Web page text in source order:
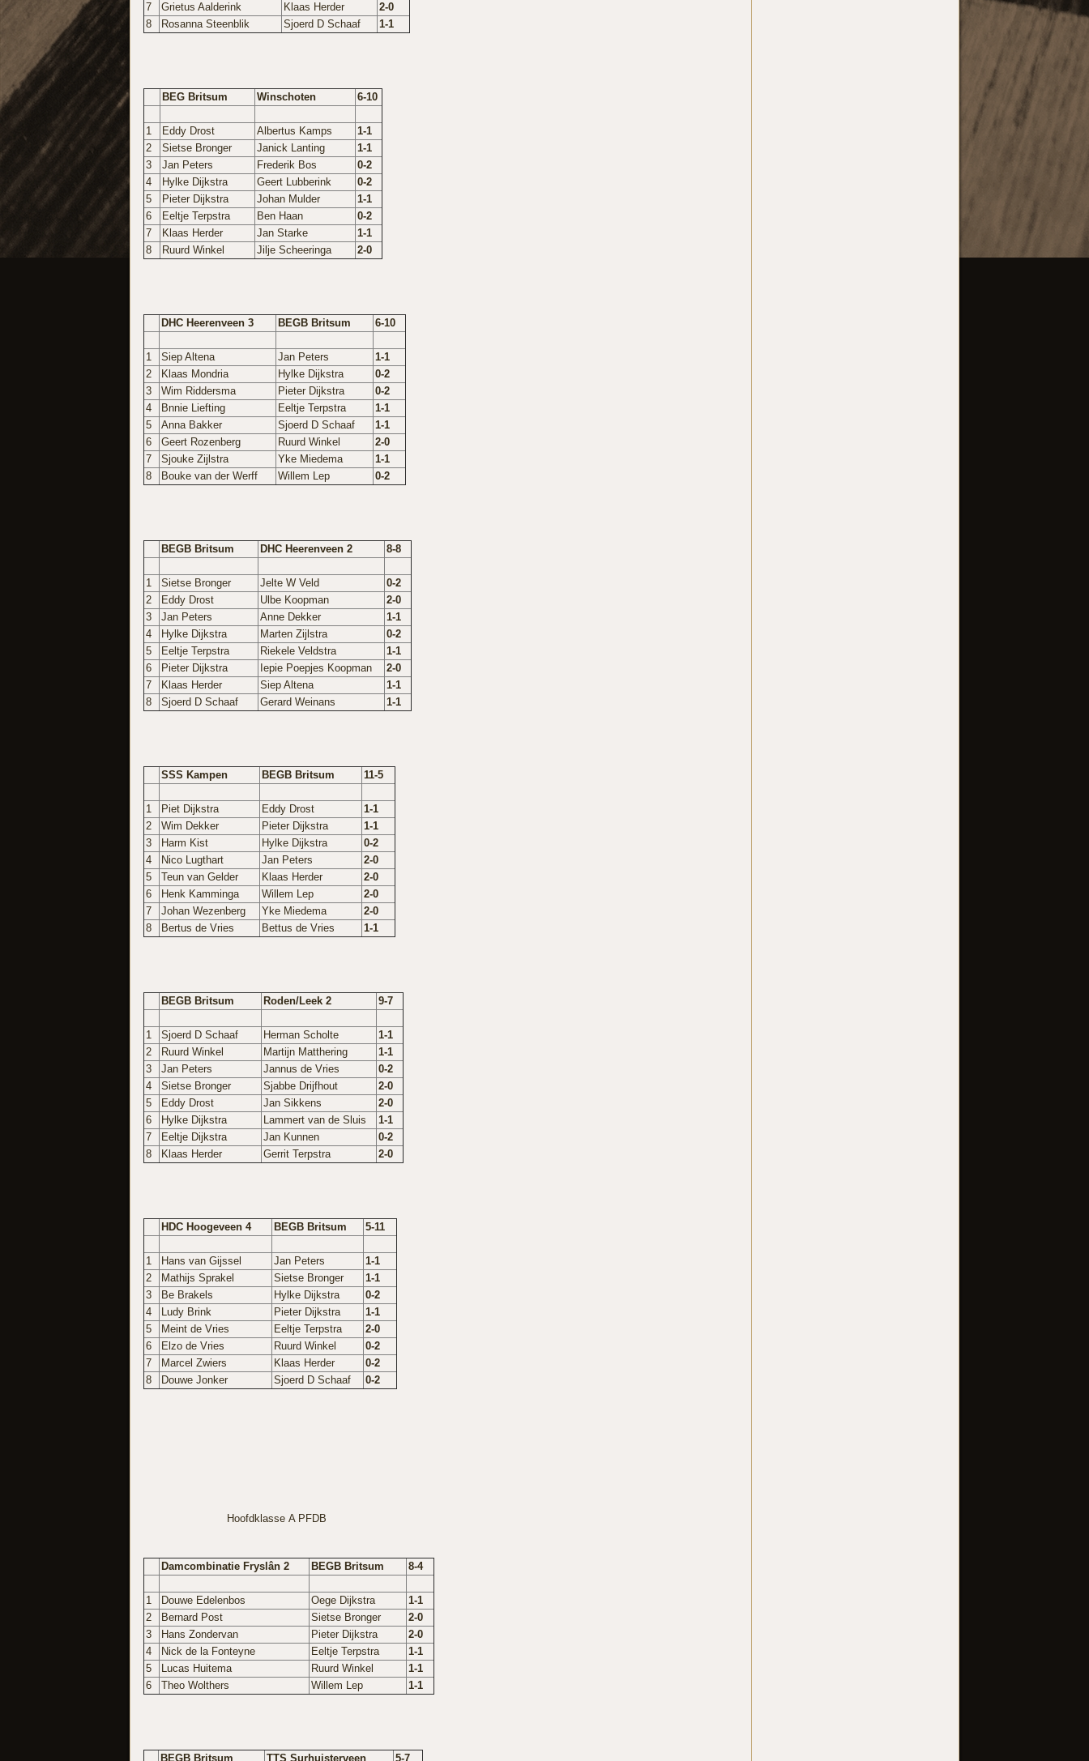
7
Grietus Aalderink Klaas Herder
2-0
8
Rosanna Steenblik Sjoerd D Schaaf 1-1
BEG Britsum Winschoten 6-10
1 Eddy Drost Albertus Kamps
1-1
2
Sietse Bronger Janick Lanting
1-1
3
Jan Peters Frederik Bos
0-2
4
Hylke Dijkstra Geert Lubberink
0-2
5
Pieter Dijkstra Johan Mulder
1-1
6
Eeltje Terpstra Ben Haan
0-2
7
Klaas Herder Jan Starke
1-1
8
Ruurd Winkel Jilje Scheeringa 2-0
DHC Heerenveen 3 BEGB Britsum 6-10
1 Siep Altena Jan Peters
1-1
2
Klaas Mondria Hylke Dijkstra
0-2
3
Wim Riddersma Pieter Dijkstra
0-2
4
Bnnie Liefting Eeltje Terpstra
1-1
5
Anna Bakker Sjoerd D Schaaf
1-1
6
Geert Rozenberg Ruurd Winkel
2-0
7
Sjouke Zijlstra Yke Miedema
1-1
8
Bouke van der Werff Willem Lep 0-2
BEGB Britsum DHC Heerenveen 2 8-8
1 Sietse Bronger Jelte W Veld
0-2
2
Eddy Drost Ulbe Koopman
2-0
3
Jan Peters Anne Dekker
1-1
4
Hylke Dijkstra Marten Zijlstra
0-2
5
Eeltje Terpstra Riekele Veldstra
1-1
6
Pieter Dijkstra Iepie Poepjes Koopman
2-0
7
Klaas Herder Siep Altena
1-1
8
Sjoerd D Schaaf Gerard Weinans 1-1
SSS Kampen BEGB Britsum 11-5
1 Piet Dijkstra Eddy Drost
1-1
2
Wim Dekker Pieter Dijkstra
1-1
3
Harm Kist Hylke Dijkstra
0-2
4
Nico Lugthart Jan Peters
2-0
5
Teun van Gelder Klaas Herder
2-0
6
Henk Kamminga Willem Lep
2-0
7
Johan Wezenberg Yke Miedema
2-0
8
Bertus de Vries Bettus de Vries 1-1
BEGB Britsum Roden/Leek 2 9-7
1 Sjoerd D Schaaf Herman Scholte
1-1
2
Ruurd Winkel Martijn Matthering
1-1
3
Jan Peters Jannus de Vries
0-2
4
Sietse Bronger Sjabbe Drijfhout
2-0
5
Eddy Drost Jan Sikkens
2-0
6
Hylke Dijkstra Lammert van de Sluis
1-1
7
Eeltje Dijkstra Jan Kunnen
0-2
8
Klaas Herder Gerrit Terpstra 2-0
HDC Hoogeveen 4 BEGB Britsum 5-11
1 Hans van Gijssel Jan Peters
1-1
2
Mathijs Sprakel Sietse Bronger
1-1
3
Be Brakels Hylke Dijkstra
0-2
4
Ludy Brink Pieter Dijkstra
1-1
5
Meint de Vries Eeltje Terpstra
2-0
6
Elzo de Vries Ruurd Winkel
0-2
7
Marcel Zwiers Klaas Herder
0-2
8
Douwe Jonker Sjoerd D Schaaf 0-2
Hoofdklasse A PFDB
Damcombinatie Fryslân 2 BEGB Britsum 8-4
1 Douwe Edelenbos Oege Dijkstra
1-1
2
Bernard Post Sietse Bronger
2-0
3
Hans Zondervan Pieter Dijkstra
2-0
4
Nick de la Fonteyne Eeltje Terpstra
1-1
5
Lucas Huitema Ruurd Winkel
1-1
6
Theo Wolthers Willem Lep 1-1
BEGB Britsum TTS Surhuisterveen 5-7